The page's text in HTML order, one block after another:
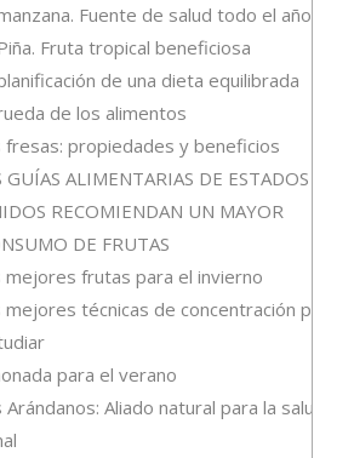
Fuente de salud todo el año
Fruta tropical beneficiosa
de una dieta equilibrada
de los alimentos
fresas: propiedades y beneficios
GUÍAS ALIMENTARIAS DE ESTADOS
RECOMIENDAN UN MAYOR
DE FRUTAS
mejores frutas para el invierno
mejores técnicas de concentración para
para el verano
Arándanos: Aliado natural para la salud